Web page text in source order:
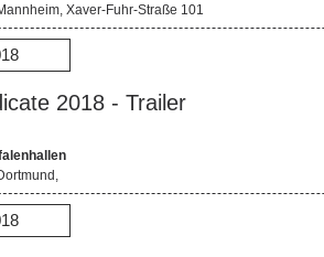
Xaver-Fuhr-Straße 101
2018 - Trailer